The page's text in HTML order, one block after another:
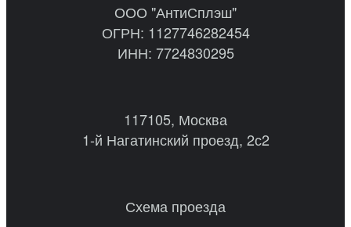
ООО "АнтиСплэш"
ОГРН: 1127746282454
ИНН: 7724830295
117105, Москва
1-й Нагатинский проезд, 2с2
Схема проезда